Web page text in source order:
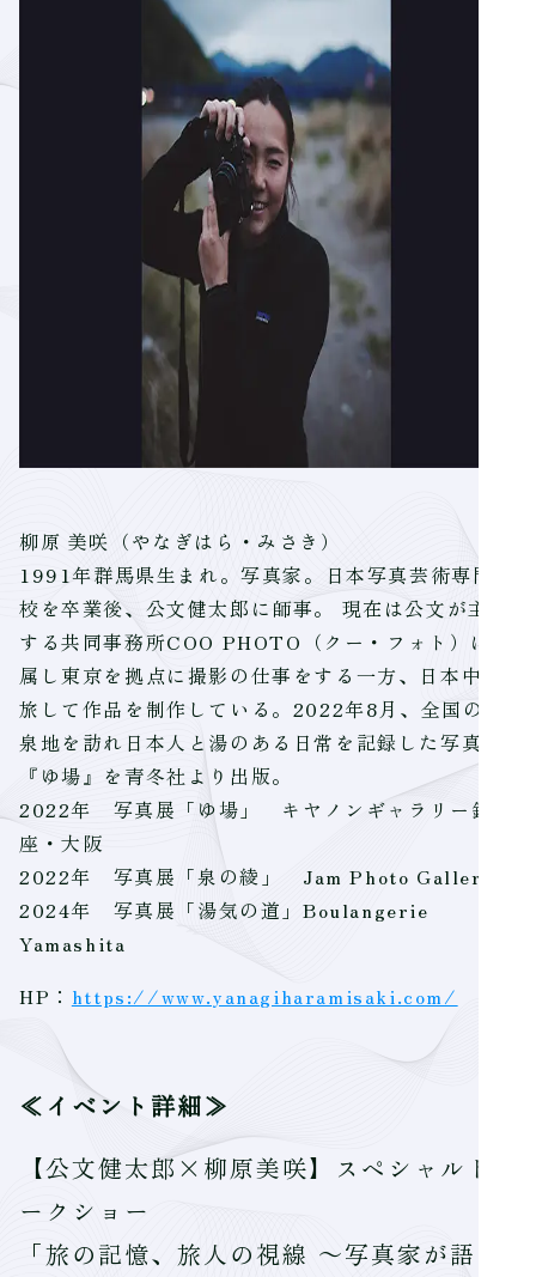
柳原 美咲（やなぎはら・みさき）
1991年群馬県生まれ。写真家。日本写真芸術専門学
校を卒業後、公文健太郎に師事。 現在は公文が主宰
する共同事務所COO PHOTO（クー・フォト）に所
属し東京を拠点に撮影の仕事をする一方、日本中を
旅して作品を制作している。2022年8月、全国の温
泉地を訪れ日本人と湯のある日常を記録した写真集
『ゆ場』を青冬社より出版。
2022年 写真展「ゆ場」 キヤノンギャラリー銀
座・大阪
2022年 写真展「泉の綾」 Jam Photo Gallery
2024年 写真展「湯気の道」Boulangerie
Yamashita
HP： https://www.yanagiharamisaki.com/
≪イベント詳細≫
【公文健太郎×柳原美咲】スペシャルト
ークショー
「旅の記憶、旅人の視線 ～写真家が語る